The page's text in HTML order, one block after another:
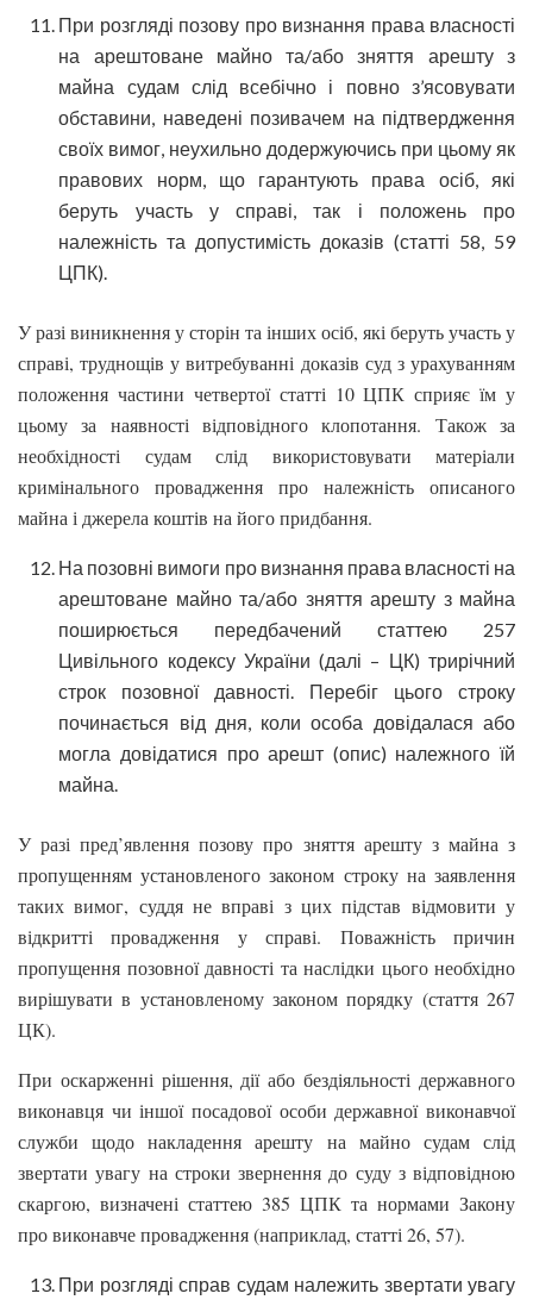
При розгляді позову про визнання права власності
на арештоване майно та/або зняття арешту з
майна судам слід всебічно і повно з’ясовувати
обставини, наведені позивачем на підтвердження
своїх вимог, неухильно додержуючись при цьому як
правових норм, що гарантують права осіб, які
беруть участь у справі, так і положень про
належність та допустимість доказів (статті 58, 59
ЦПК).
У разі виникнення у сторін та інших осіб, які беруть участь у
справі, труднощів у витребуванні доказів суд з урахуванням
положення частини четвертої статті 10 ЦПК сприяє їм у
цьому за наявності відповідного клопотання. Також за
необхідності судам слід використовувати матеріали
кримінального провадження про належність описаного
майна і джерела коштів на його придбання.
На позовні вимоги про визнання права власності на
арештоване майно та/або зняття арешту з майна
поширюється передбачений статтею 257
Цивільного кодексу України (далі – ЦК) трирічний
строк позовної давності. Перебіг цього строку
починається від дня, коли особа довідалася або
могла довідатися про арешт (опис) належного їй
майна.
У разі пред’явлення позову про зняття арешту з майна з
пропущенням установленого законом строку на заявлення
таких вимог, суддя не вправі з цих підстав відмовити у
відкритті провадження у справі. Поважність причин
пропущення позовної давності та наслідки цього необхідно
вирішувати в установленому законом порядку (стаття 267
ЦК).
При оскарженні рішення, дії або бездіяльності державного
виконавця чи іншої посадової особи державної виконавчої
служби щодо накладення арешту на майно судам слід
звертати увагу на строки звернення до суду з відповідною
скаргою, визначені статтею 385 ЦПК та нормами Закону
про виконавче провадження (наприклад, статті 26, 57).
При розгляді справ судам належить звертати увагу